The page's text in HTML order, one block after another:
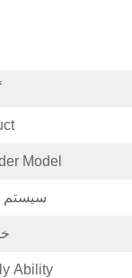
Model:
سیستم
Ability: